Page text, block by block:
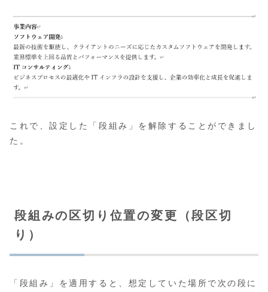
これで、設定した「段組み」を解除することができまし
た。
段組みの区切り位置の変更（段区切
り）
「段組み」を適用すると、想定していた場所で次の段に